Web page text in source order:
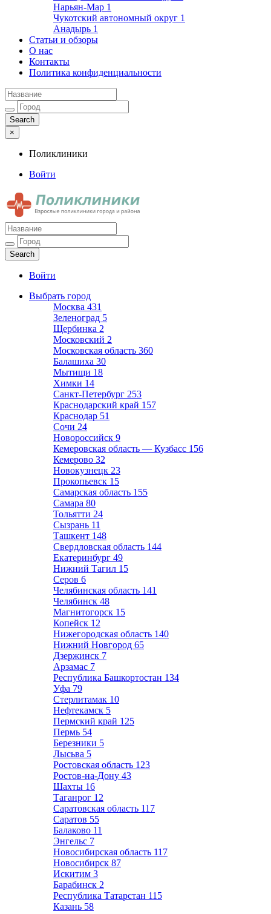
Нарьян-Мар 1
Чукотский автономный округ 1
Анадырь 1
Статьи и обзоры
О нас
Контакты
Политика конфиденциальности
×
Поликлиники
Войти
Поликлиники
Взрослые поликлиники города и района
Войти
Выбрать город
Москва 431
Зеленоград 5
Щербинка 2
Московский 2
Московская область 360
Балашиха 30
Мытищи 18
Химки 14
Санкт-Петербург 253
Краснодарский край 157
Краснодар 51
Сочи 24
Новороссийск 9
Кемеровская область — Кузбасс 156
Кемерово 32
Новокузнецк 23
Прокопьевск 15
Самарская область 155
Самара 80
Тольятти 24
Сызрань 11
Ташкент 148
Свердловская область 144
Екатеринбург 49
Нижний Тагил 15
Серов 6
Челябинская область 141
Челябинск 48
Магнитогорск 15
Копейск 12
Нижегородская область 140
Нижний Новгород 65
Дзержинск 7
Арзамас 7
Республика Башкортостан 134
Уфа 79
Стерлитамак 10
Нефтекамск 5
Пермский край 125
Пермь 54
Березники 5
Лысьва 5
Ростовская область 123
Ростов-на-Дону 43
Шахты 16
Таганрог 12
Саратовская область 117
Саратов 55
Балаково 11
Энгельс 7
Новосибирская область 117
Новосибирск 87
Искитим 3
Барабинск 2
Республика Татарстан 115
Казань 58